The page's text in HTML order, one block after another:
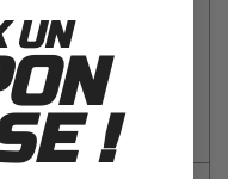
Air Space et Solid
UN
!